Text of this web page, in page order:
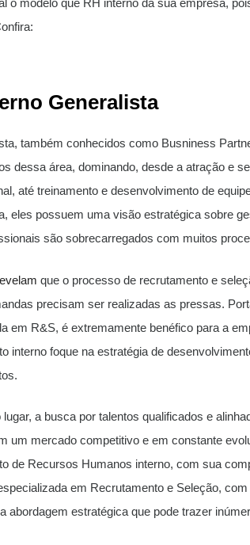
o modelo que RH interno da sua empresa,
Generalista
também conhecidos como Busniness
dessa área, dominando, desde a atração e
até treinamento e desenvolvimento de
eles possuem uma visão estratégica sobre
são sobrecarregados com muitos
que o processo de recrutamento e
precisam ser realizadas as pressas.
em R&S, é extremamente benéfico para a
interno foque na estratégia de
lugar, a busca por talentos qualificados e
um mercado competitivo e em constante
de Recursos Humanos interno, com sua
em Recrutamento e Seleção,
abordagem estratégica que pode trazer